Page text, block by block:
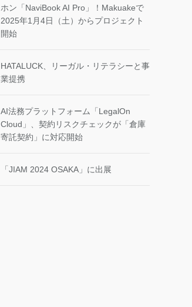
ホン「NaviBook AI Pro」！Makuakeで
2025年1月4日（土）からプロジェクト
開始
HATALUCK、リーガル・リテラシーと事
業提携
AI法務プラットフォーム「LegalOn
Cloud」、契約リスクチェックが「倉庫
寄託契約」に対応開始
「JIAM 2024 OSAKA」に出展